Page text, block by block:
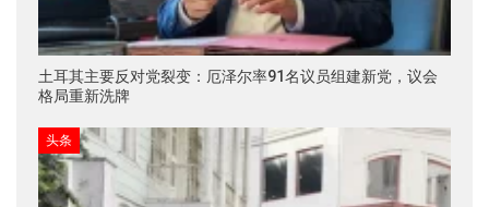
土耳其主要反对党裂变：厄泽尔率91名议员组建新党，议会
格局重新洗牌
头条